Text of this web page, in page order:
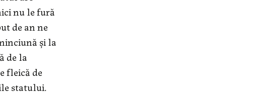
nu le fură
de an ne
și la
de la
fleică de
statului.